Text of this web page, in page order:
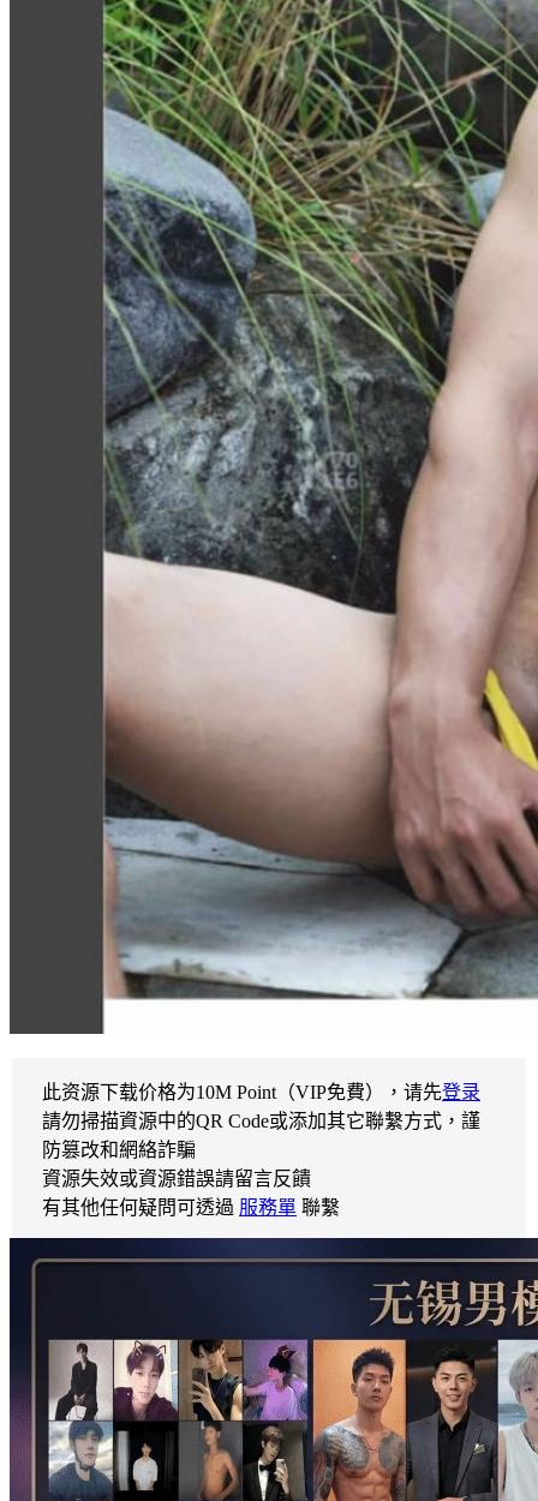
此资源下载价格为10M Point（VIP免費），请先登录
請勿掃描資源中的QR Code或添加其它聯繫方式，謹
防篡改和網絡詐騙
資源失效或資源錯誤請留言反饋
有其他任何疑問可透過 服務單 聯繫